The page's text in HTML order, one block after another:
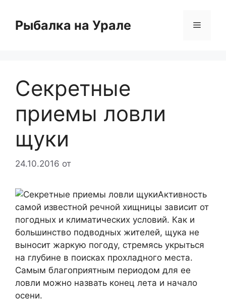
содержимому
Рыбалка на Урале Меню
Секретные
приемы ловли
щуки
24.10.2016 от
Активность
самой известной речной хищницы зависит от
погодных и климатических условий. Как и
большинство подводных жителей, щука не
выносит жаркую погоду, стремясь укрыться
на глубине в поисках прохладного места.
Самым благоприятным периодом для ее
ловли можно назвать конец лета и начало
осени.